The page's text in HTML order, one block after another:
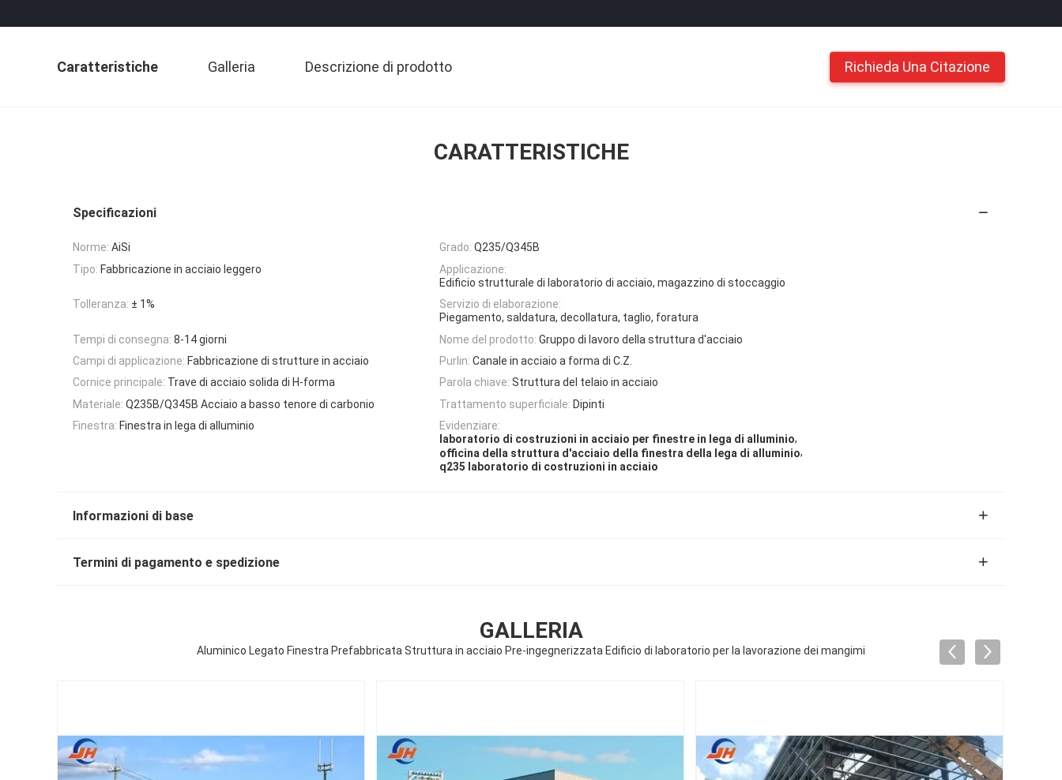
Caratteristiche Galleria Descrizione di prodotto Richieda Una Citazione
CARATTERISTICHE
Specificazioni
Norme: AiSi Grado: Q235/Q345B
Tipo: Fabbricazione in acciaio leggero
Applicazione:
Edificio strutturale di laboratorio di acciaio, magazzino di stoccaggio
Tolleranza: ± 1%
Servizio di elaborazione:
Piegamento, saldatura, decollatura, taglio, foratura
Tempi di consegna: 8-14 giorni Nome del prodotto: Gruppo di lavoro della struttura d'acciaio
Campi di applicazione: Fabbricazione di strutture in acciaio Purlin: Canale in acciaio a forma di C.Z.
Cornice principale: Trave di acciaio solida di H-forma Parola chiave: Struttura del telaio in acciaio
Materiale: Q235B/Q345B Acciaio a basso tenore di carbonio Trattamento superficiale: Dipinti
Finestra: Finestra in lega di alluminio
Evidenziare:
laboratorio di costruzioni in acciaio per finestre in lega di alluminio,
officina della struttura d'acciaio della finestra della lega di alluminio,
q235 laboratorio di costruzioni in acciaio
Informazioni di base
Termini di pagamento e spedizione
GALLERIA
Aluminico Legato Finestra Prefabbricata Struttura in acciaio Pre-ingegnerizzata Edificio di laboratorio per la lavorazione dei mangimi